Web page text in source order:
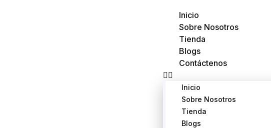
Inicio
Sobre Nosotros
Tienda
Blogs
Contáctenos
Inicio
Sobre Nosotros
Tienda
Blogs